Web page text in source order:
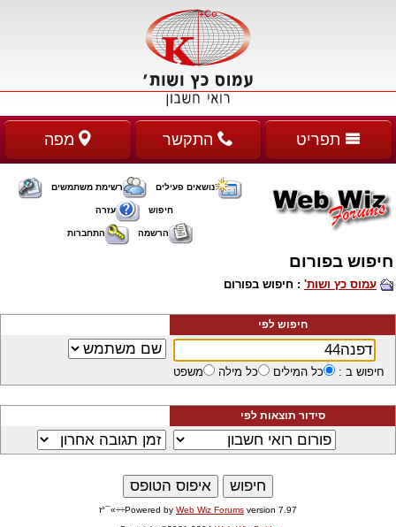
תפריט התקשר מפה
נושאים פעילים רשימת משתמשים
חיפוש עזרה
הרשמה התחברות
חיפוש בפורום
עמוס כץ ושות' : חיפוש בפורום
חיפוש לפי
חיפוש ב : כל המילים כל מילה משפט
סידור תוצאות לפי
Powered by Web Wiz Forums version 7.97÷÷»¯°ז